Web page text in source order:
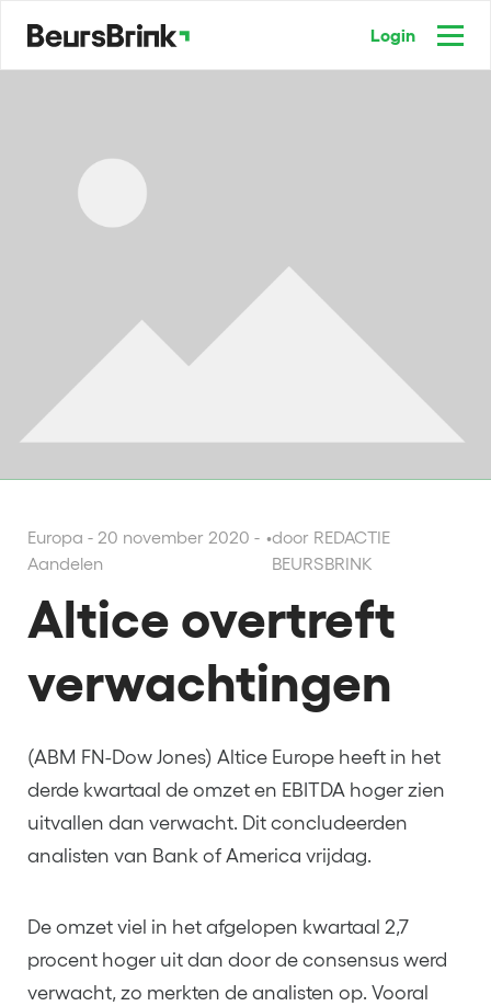
Login
Europa - 20 november 2020 -
Aandelen
•door REDACTIE
BEURSBRINK
Altice overtreft
verwachtingen
(ABM FN-Dow Jones) Altice Europe heeft in het
derde kwartaal de omzet en EBITDA hoger zien
uitvallen dan verwacht. Dit concludeerden
analisten van Bank of America vrijdag.
De omzet viel in het afgelopen kwartaal 2,7
procent hoger uit dan door de consensus werd
verwacht, zo merkten de analisten op. Vooral